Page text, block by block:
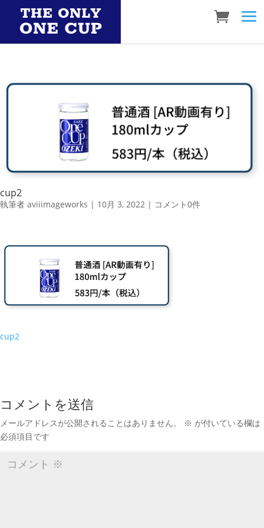
cup2
執筆者 aviiimageworks | 10月 3, 2022 | コメント0件
cup2
コメントを送信
メールアドレスが公開されることはありません。 ※ が付いている欄は
必須項目です